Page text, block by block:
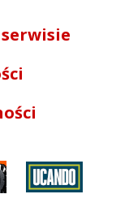
serwisie